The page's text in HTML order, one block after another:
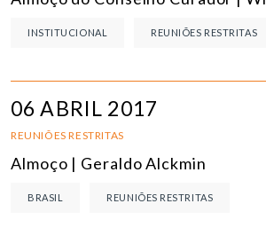
INSTITUCIONAL REUNIÕES RESTRITAS
06 ABRIL 2017
REUNIÕES RESTRITAS
Almoço | Geraldo Alckmin
BRASIL REUNIÕES RESTRITAS